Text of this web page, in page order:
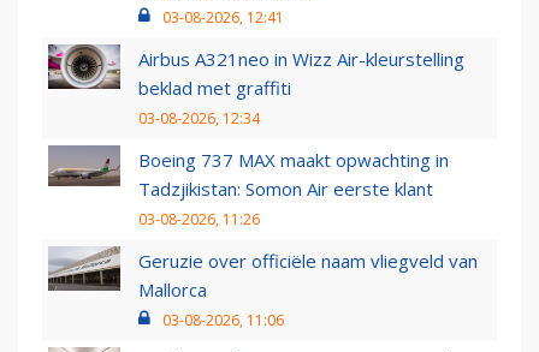
03-08-2026, 12:41
Airbus A321neo in Wizz Air-kleurstelling
beklad met graffiti
03-08-2026, 12:34
Boeing 737 MAX maakt opwachting in
Tadzjikistan: Somon Air eerste klant
03-08-2026, 11:26
Geruzie over officiële naam vliegveld van
Mallorca
03-08-2026, 11:06